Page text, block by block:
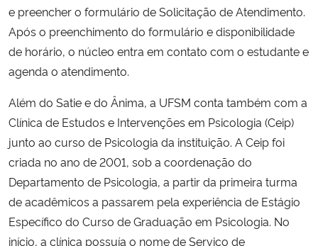
e preencher o formulário de Solicitação de Atendimento.
Após o preenchimento do formulário e disponibilidade
de horário, o núcleo entra em contato com o estudante e
agenda o atendimento.
Além do Satie e do Ânima, a UFSM conta também com a
Clínica de Estudos e Intervenções em Psicologia (Ceip)
junto ao curso de Psicologia da instituição. A Ceip foi
criada no ano de 2001, sob a coordenação do
Departamento de Psicologia, a partir da primeira turma
de acadêmicos a passarem pela experiência de Estágio
Específico do Curso de Graduação em Psicologia. No
início, a clínica possuía o nome de Serviço de